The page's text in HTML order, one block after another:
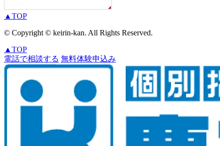
▲ TOP
© Copyright © keirin-kan. All Rights Reserved.
▲ TOP
電話で相談する 無料体験申込み